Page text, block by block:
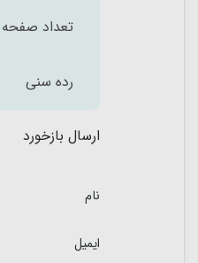
تعداد صفحه
رده سنی
ارسال بازخورد
نام
ایمیل